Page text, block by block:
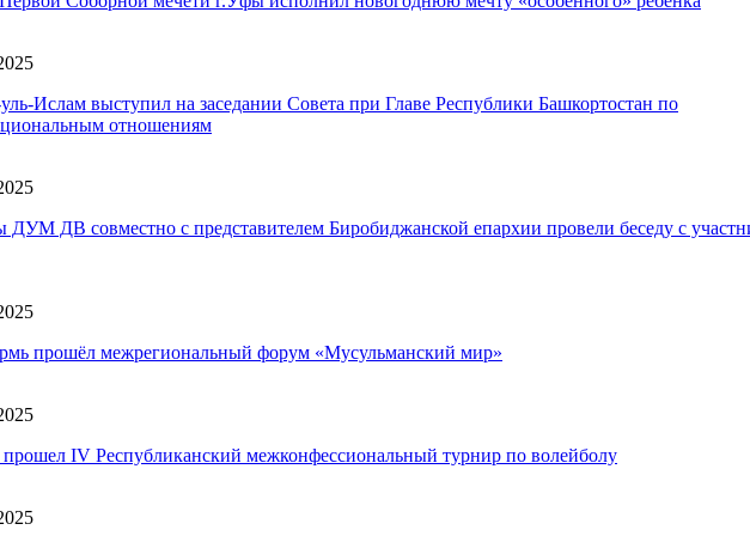
Ислам выступил на заседании Совета при Главе Республики Башкортостан по
отношениям
ДВ совместно с представителем Биробиджанской епархии провели беседу с
прошёл межрегиональный форум «Мусульманский мир»
IV Республиканский межконфессиональный турнир по волейболу